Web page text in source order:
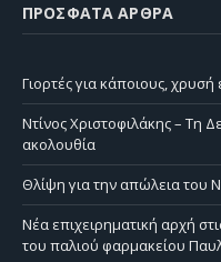
ΠΡΌΣΦΑΤΑ ΆΡΘΡΑ
Γιορτές για κάποιους, χρυσή
Ντίνος Χριστοφιλάκης – Τη
ακολουθία
Θλίψη για την απώλεια του
Νέα επιχειρηματική αρχή
του παλιού φαρμακείου